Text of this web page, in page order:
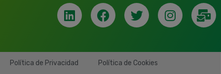
Política de Privacidad Política de Cookies